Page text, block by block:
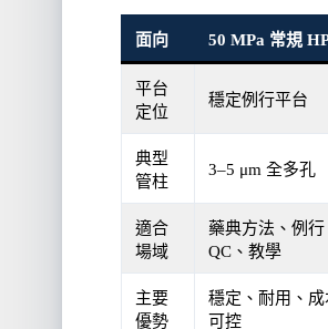
面向 50 MPa 常規
平台
定位
穩定例行平台
典型
管柱
3–5 μm 全多孔
適合
場域
藥典方法、例行
QC、教學
主要
優勢
穩定、耐用、成
可控